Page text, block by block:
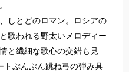
しとどのロマン。ロシアの
歌われる野太いメロディー
と繊細な歌心の交錯も見
トぶんぶん跳ね弓の弾み具